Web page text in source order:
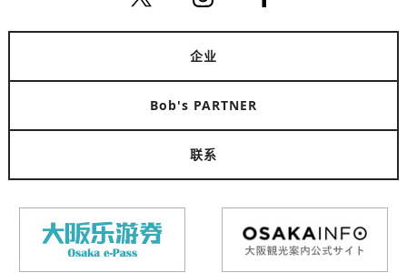
企业
Bob's PARTNER
联系